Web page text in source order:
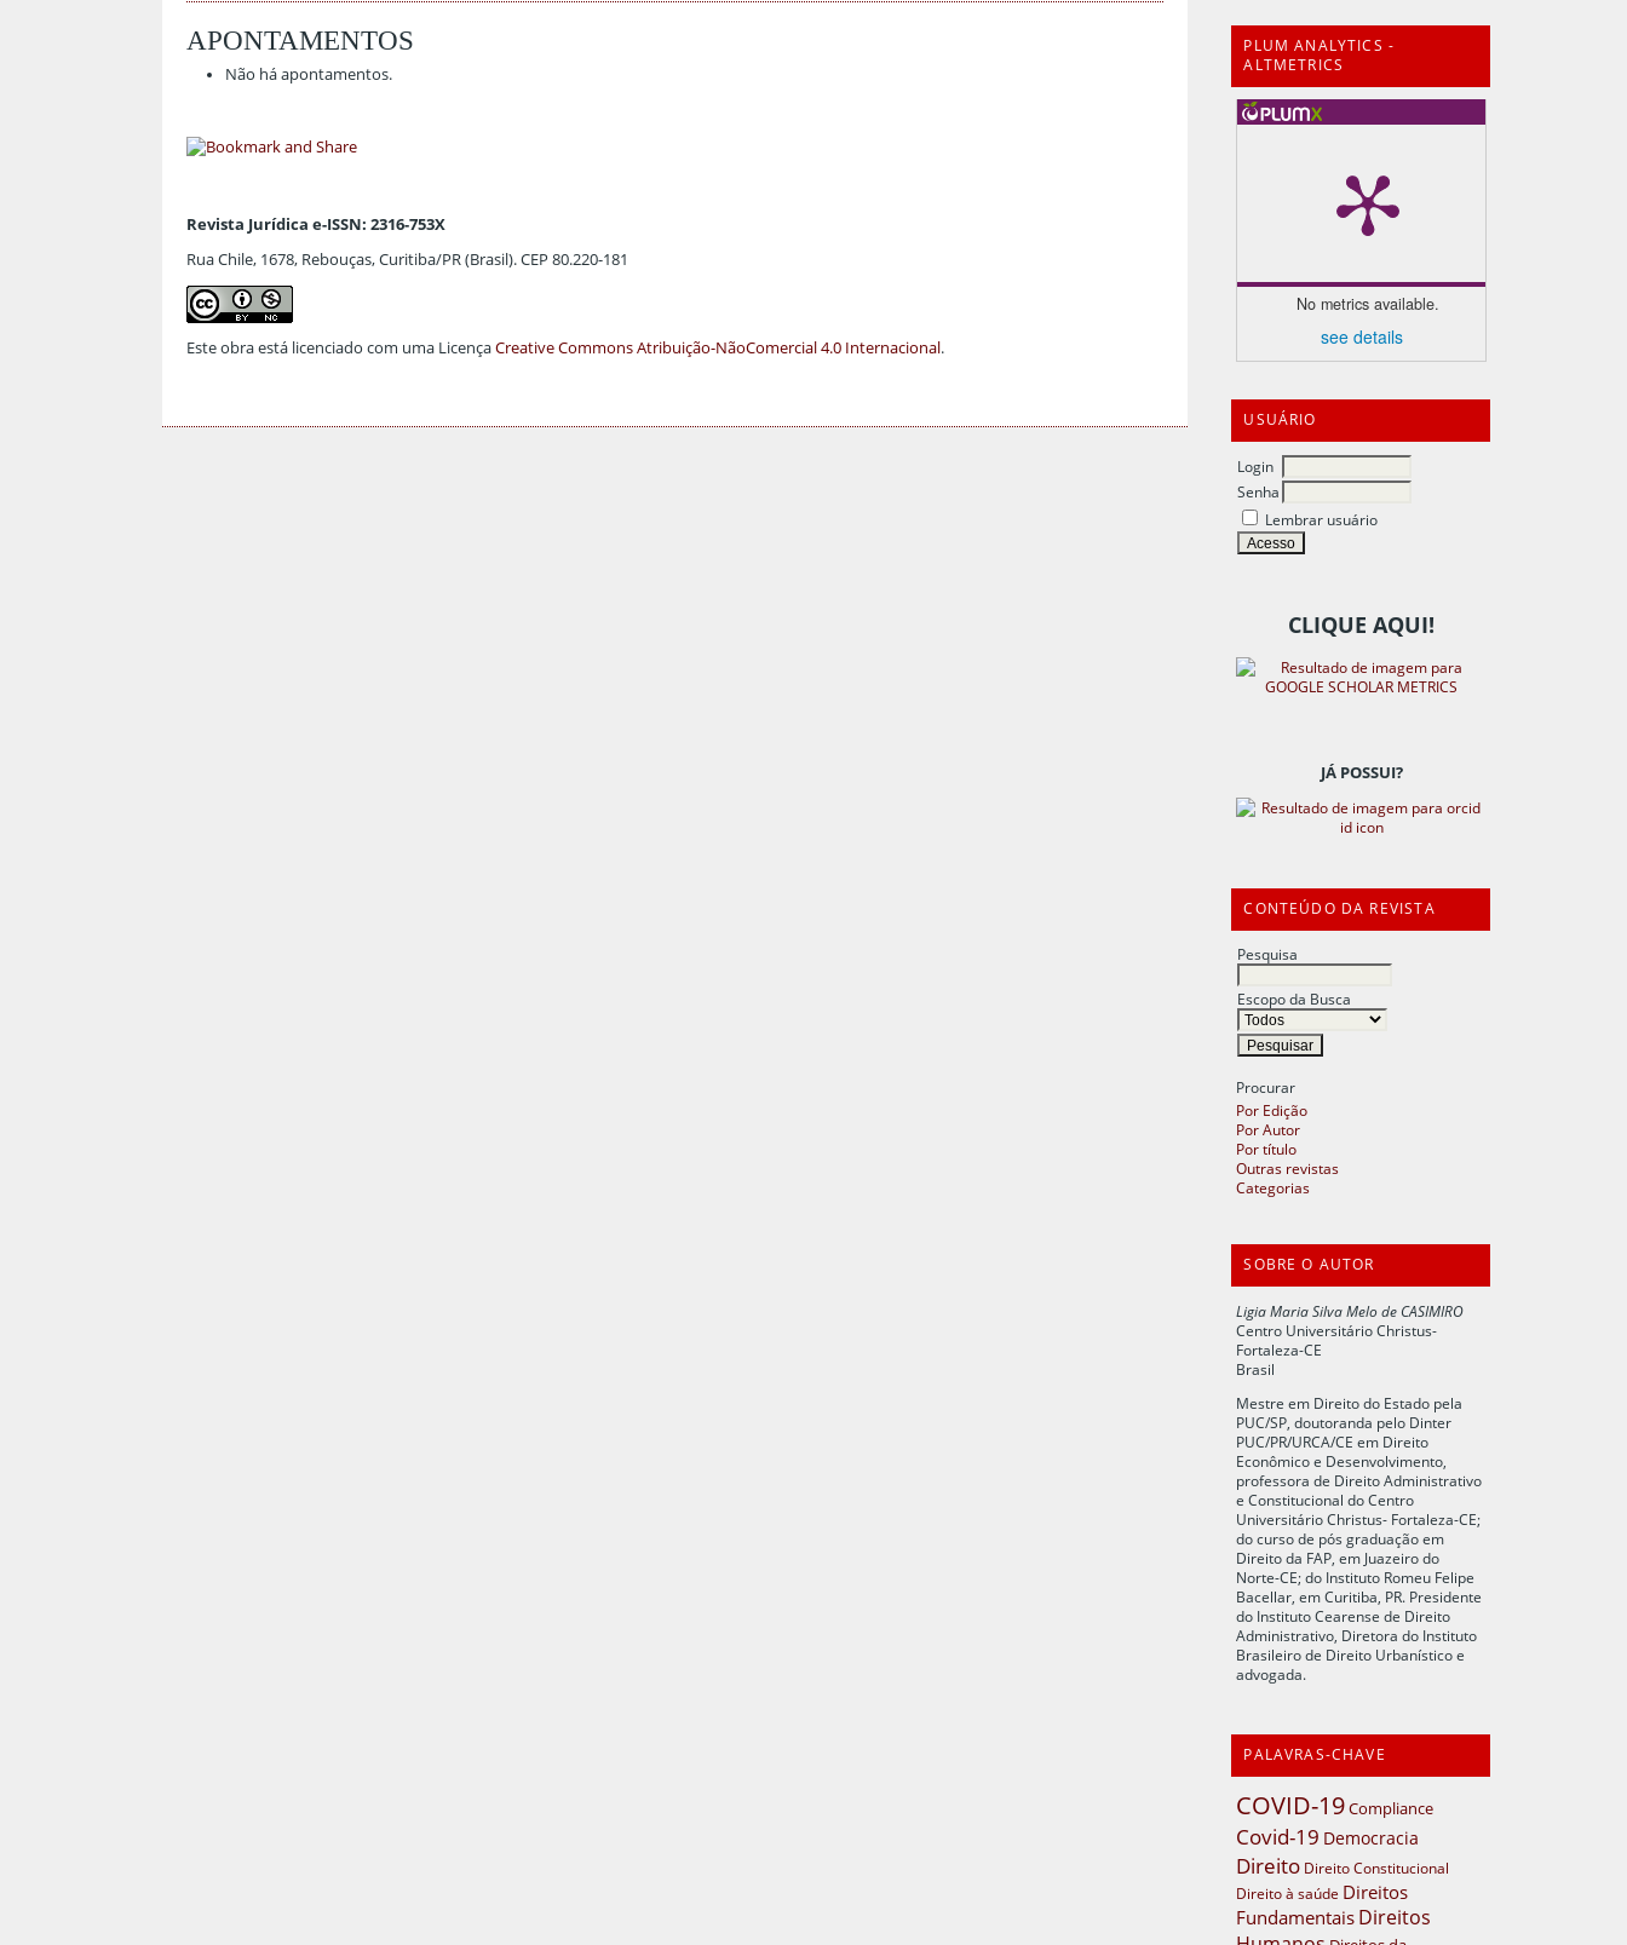
PLUM ANALYTICS -
ALTMETRICS
No metrics available.
see details
USUÁRIO
Login
Senha
Lembrar usuário
CLIQUE AQUI!
JÁ POSSUI?
CONTEÚDO DA REVISTA
Pesquisa
Escopo da Busca
Procurar
Por Edição
Por Autor
Por título
Outras revistas
Categorias
SOBRE O AUTOR
Ligia Maria Silva Melo de CASIMIRO
Centro Universitário Christus-
Fortaleza-CE
Brasil
Mestre em Direito do Estado pela
PUC/SP, doutoranda pelo Dinter
PUC/PR/URCA/CE em Direito
Econômico e Desenvolvimento,
professora de Direito Administrativo
e Constitucional do Centro
Universitário Christus- Fortaleza-CE;
do curso de pós graduação em
Direito da FAP, em Juazeiro do
Norte-CE; do Instituto Romeu Felipe
Bacellar, em Curitiba, PR. Presidente
do Instituto Cearense de Direito
Administrativo, Diretora do Instituto
Brasileiro de Direito Urbanístico e
advogada.
PALAVRAS-CHAVE
COVID-19Compliance
Covid-19 Democracia
Direito Direito Constitucional
Direito à saúde Direitos
Fundamentais Direitos
APONTAMENTOS
Não há apontamentos.
Revista Jurídica e-ISSN: 2316-753X
Rua Chile, 1678, Rebouças, Curitiba/PR (Brasil). CEP 80.220-181
Este obra está licenciado com uma LicençaCreative Commons Atribuição-NãoComercial 4.0 Internacional.